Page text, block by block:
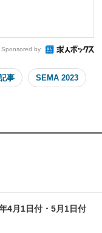
Sponsored by
事 SEMA 2023
4月1日付・5月1日付